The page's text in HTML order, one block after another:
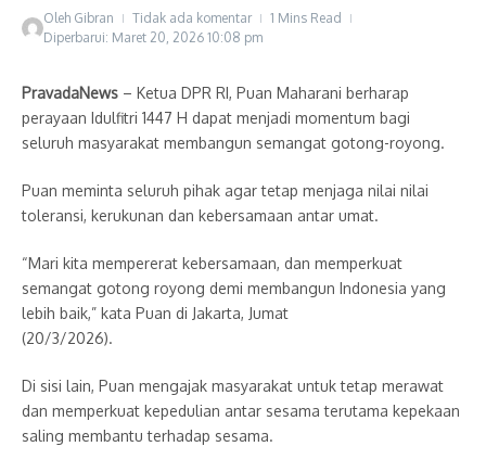
Oleh Gibran Tidak ada komentar
1 Mins Read
Diperbarui: Maret 20, 2026 10:08 pm
PravadaNews – Ketua DPR RI, Puan Maharani berharap
perayaan Idulfitri 1447 H dapat menjadi momentum bagi
seluruh masyarakat membangun semangat gotong-royong.
Puan meminta seluruh pihak agar tetap menjaga nilai nilai
toleransi, kerukunan dan kebersamaan antar umat.
“Mari kita mempererat kebersamaan, dan memperkuat
semangat gotong royong demi membangun Indonesia yang
lebih baik,” kata Puan di Jakarta, Jumat
(20/3/2026).
Di sisi lain, Puan mengajak masyarakat untuk tetap merawat
dan memperkuat kepedulian antar sesama terutama kepekaan
saling membantu terhadap sesama.